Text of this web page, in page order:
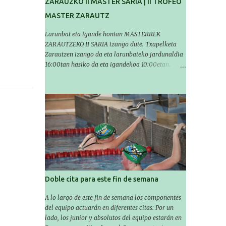
MASTER ZARAUTZ
Larunbat eta igande hontan MASTERREK
ZARAUTZEKO II SARIA izango dute. Txapelketa
Zarautzen izango da eta larunbateko jardunaldia
16:00tan hasiko da eta igandekoa 10:00etan.
kiroldegia). SERIEAK
###################################
# Este sábado y domingo los MASTERS tendrán el
II TROFEO MASTER DE ZARAUTZ. La competición
se celebrará en Zarautz a las 16:00 la jornada del
sabado y a las 10:00 la del domingo. Los/las
nadadores/as tendrán que estar en la piscina a las
14:30 el sabado y a las 8:30 el domingo
(polideportivo Aritzbatalde). SERIES
Doble cita para este fin de semana
A lo largo de este fin de semana los componentes
del equipo actuarán en diferentes citas: Por un
lado, los junior y absolutos del equipo estarán en